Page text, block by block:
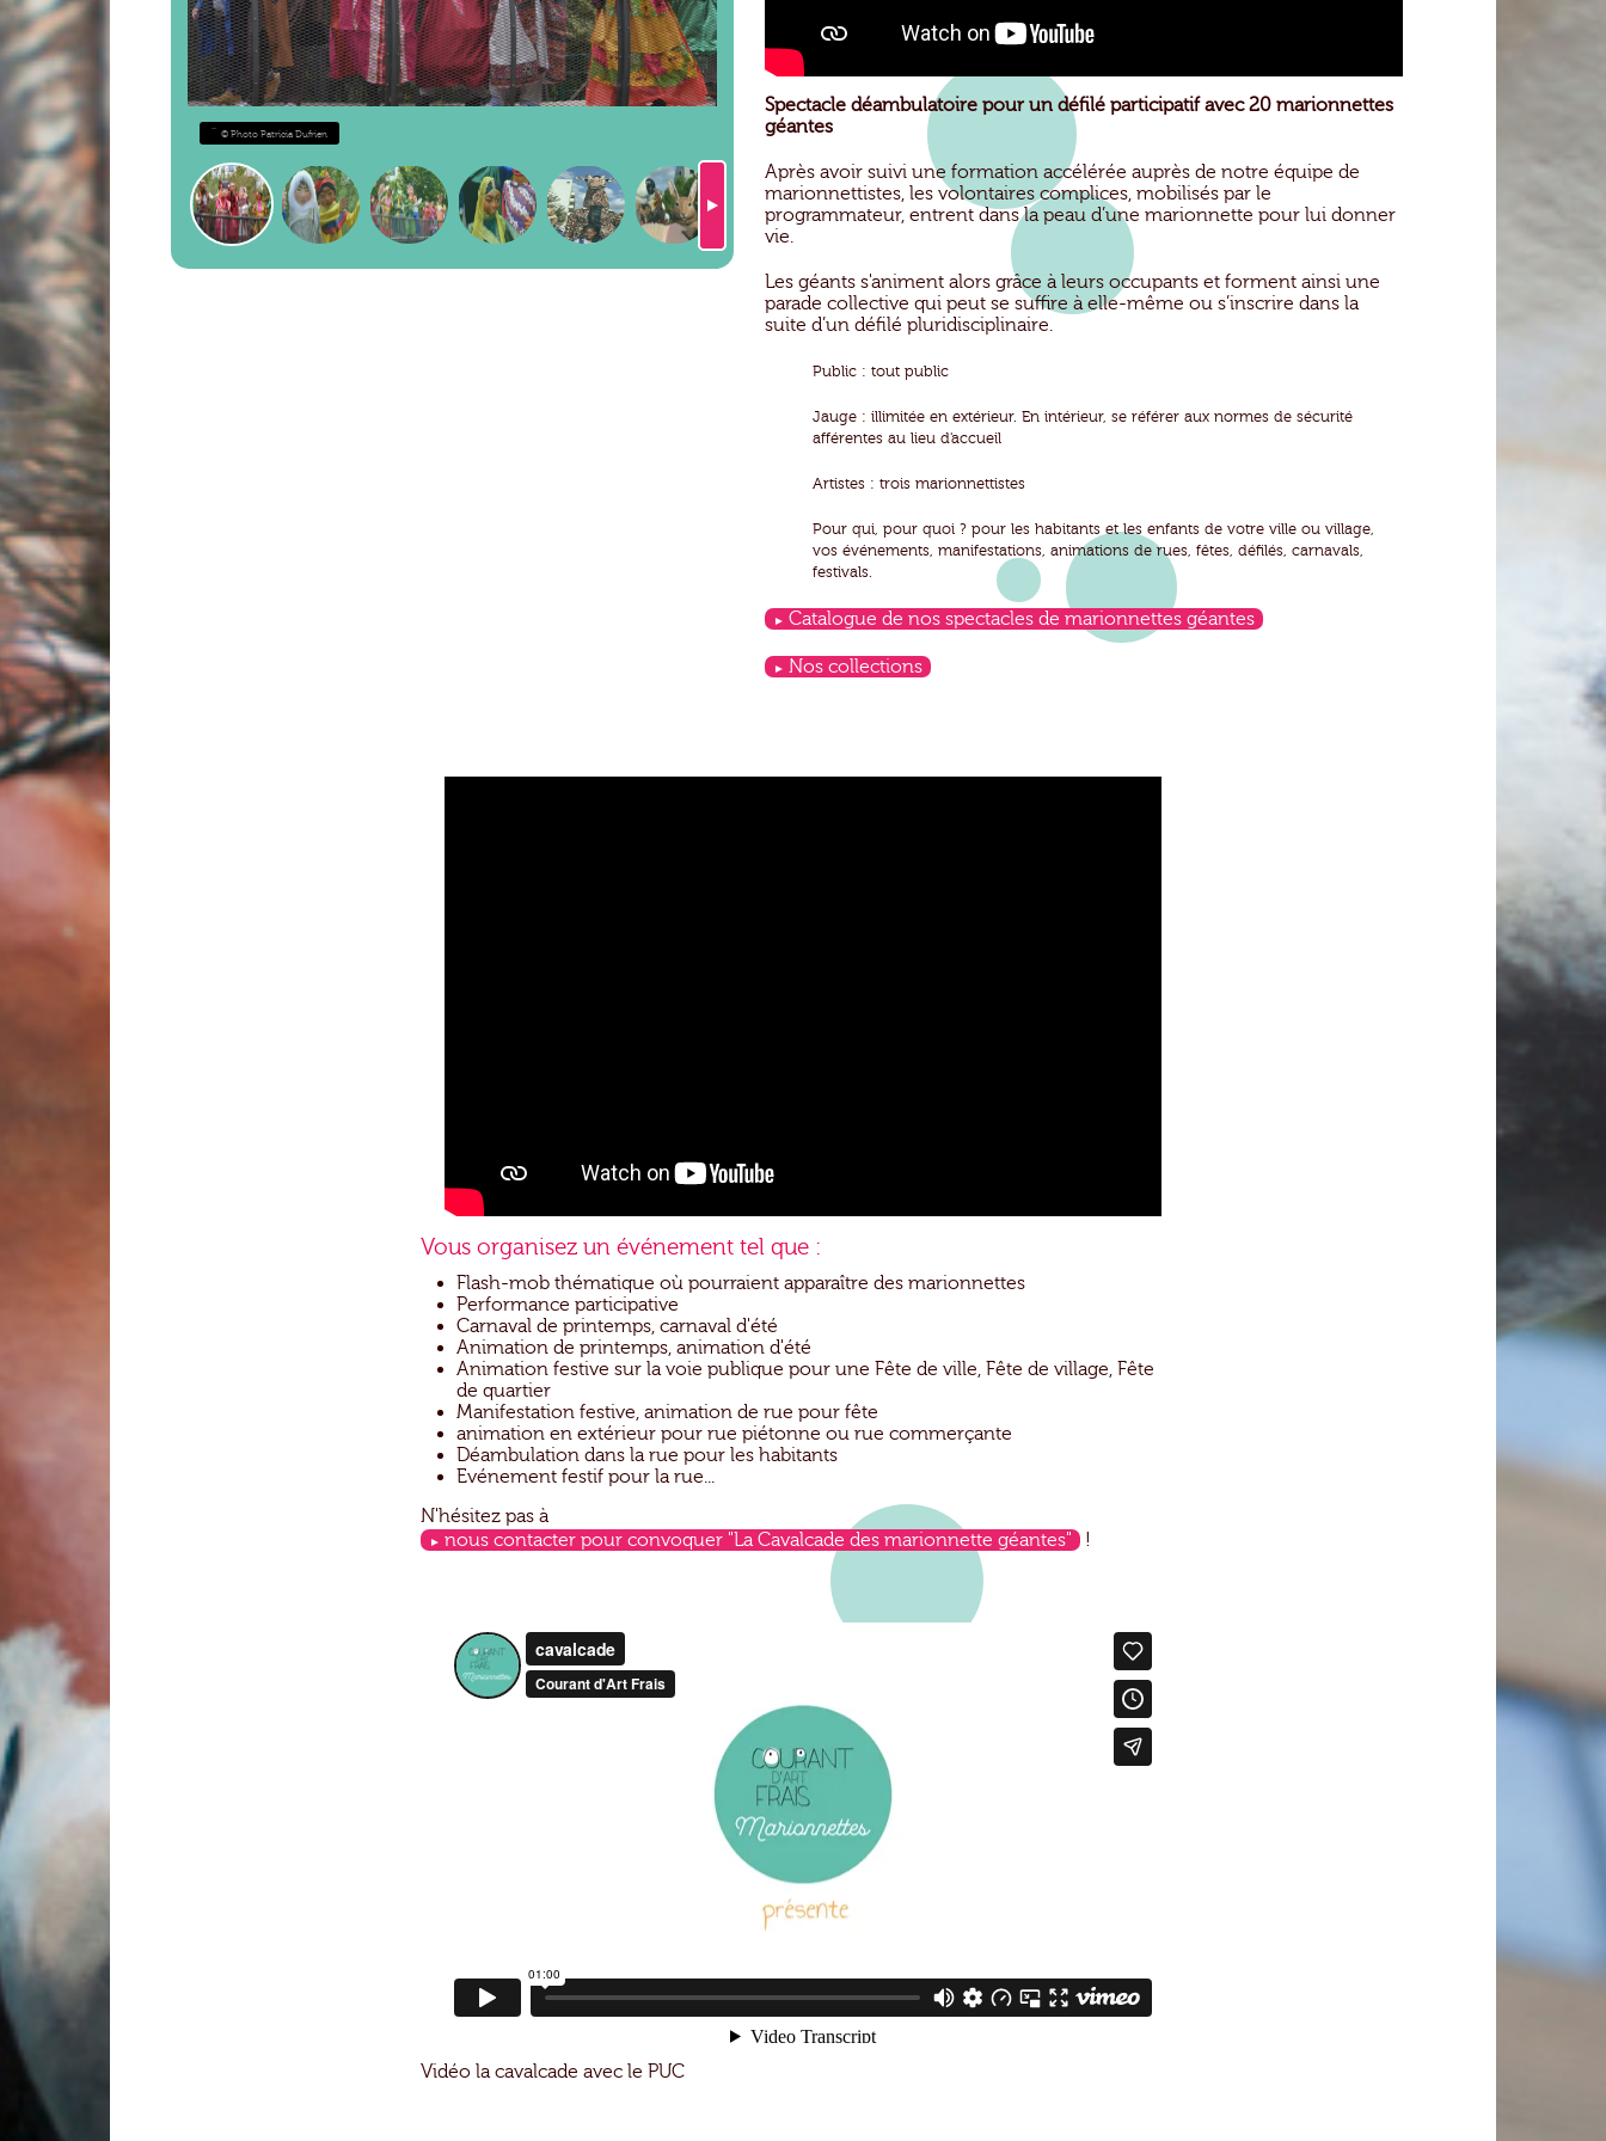
'' © Photo Patricia Dufrien
Spectacle déambulatoire pour un défilé participatif avec 20 marionnettes
géantes
Après avoir suivi une formation accélérée auprès de notre équipe de
marionnettistes, les volontaires complices, mobilisés par le
programmateur, entrent dans la peau d’une marionnette pour lui donner
vie.
Les géants s'animent alors grâce à leurs occupants et forment ainsi une
parade collective qui peut se suffire à elle-même ou s’inscrire dans la
suite d’un défilé pluridisciplinaire.
Public : tout public
Jauge : illimitée en extérieur. En intérieur, se référer aux normes de sécurité
afférentes au lieu d'accueil
Artistes : trois marionnettistes
Pour qui, pour quoi ? pour les habitants et les enfants de votre ville ou village,
vos événements, manifestations, animations de rues, fêtes, défilés, carnavals,
festivals.
Catalogue de nos spectacles de marionnettes géantes
Nos collections
Vous organisez un événement tel que :
Flash-mob thématique où pourraient apparaître des marionnettes
Performance participative
Carnaval de printemps, carnaval d'été
Animation de printemps, animation d'été
Animation festive sur la voie publique pour une Fête de ville, Fête de village, Fête
de quartier
Manifestation festive, animation de rue pour fête
animation en extérieur pour rue piétonne ou rue commerçante
Déambulation dans la rue pour les habitants
Evénement festif pour la rue...
N'hésitez pas à
nous contacter pour convoquer "La Cavalcade des marionnette géantes" !
Vidéo la cavalcade avec le PUC